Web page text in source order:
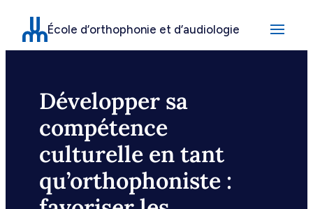
Aller
contenu
École d’orthophonie et d’audiologie
Développer sa
compétence
culturelle en tant
qu’orthophoniste :